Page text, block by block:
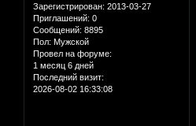
Зарегистрирован: 2013-03-27
Приглашений: 0
Сообщений: 8895
Пол: Мужской
Провел на форуме:
1 месяц 6 дней
Последний визит:
2026-08-02 16:33:08